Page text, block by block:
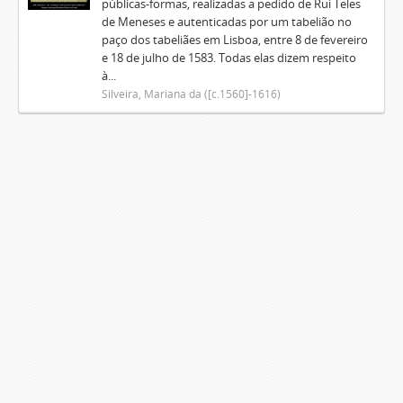
públicas-formas, realizadas a pedido de Rui Teles
de Meneses e autenticadas por um tabelião no
paço dos tabeliães em Lisboa, entre 8 de fevereiro
e 18 de julho de 1583. Todas elas dizem respeito
à...
Silveira, Mariana da ([c.1560]-1616)